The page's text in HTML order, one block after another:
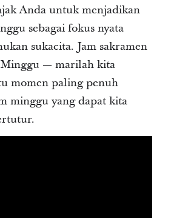
Anda untuk menjadikan
sebagai fokus nyata
sukacita. Jam sakramen
— marilah kita
momen paling penuh
minggu yang dapat kita